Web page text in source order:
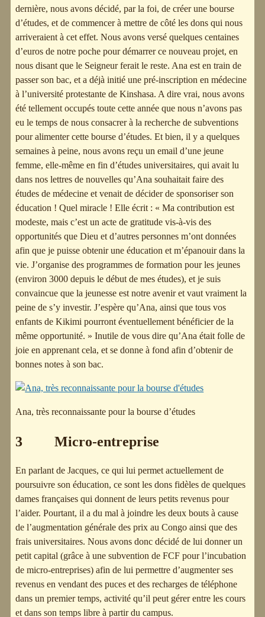
dernière, nous avons décidé, par la foi, de créer une bourse
d’études, et de commencer à mettre de côté les dons qui nous
arriveraient à cet effet. Nous avons versé quelques centaines
d’euros de notre poche pour démarrer ce nouveau projet, en
nous disant que le Seigneur ferait le reste. Ana est en train de
passer son bac, et a déjà initié une pré-inscription en médecine
à l’université protestante de Kinshasa. A dire vrai, nous avons
été tellement occupés toute cette année que nous n’avons pas
eu le temps de nous consacrer à la recherche de subventions
pour alimenter cette bourse d’études. Et bien, il y a quelques
semaines à peine, nous avons reçu un email d’une jeune
femme, elle-même en fin d’études universitaires, qui avait lu
dans nos lettres de nouvelles qu’Ana souhaitait faire des
études de médecine et venait de décider de sponsoriser son
éducation ! Quel miracle ! Elle écrit : « Ma contribution est
modeste, mais c’est un acte de gratitude vis-à-vis des
opportunités que Dieu et d’autres personnes m’ont données
afin que je puisse obtenir une éducation et m’épanouir dans la
vie. J’organise des programmes de formation pour les jeunes
(environ 3000 depuis le début de mes études), et je suis
convaincue que la jeunesse est notre avenir et vaut vraiment la
peine de s’y investir. J’espère qu’Ana, ainsi que tous vos
enfants de Kikimi pourront éventuellement bénéficier de la
même opportunité. » Inutile de vous dire qu’Ana était folle de
joie en apprenant cela, et se donne à fond afin d’obtenir de
bonnes notes à son bac.
Ana, très reconnaissante pour la bourse d’études
3 Micro-entreprise
En parlant de Jacques, ce qui lui permet actuellement de
poursuivre son éducation, ce sont les dons fidèles de quelques
dames françaises qui donnent de leurs petits revenus pour
l’aider. Pourtant, il a du mal à joindre les deux bouts à cause
de l’augmentation générale des prix au Congo ainsi que des
frais universitaires. Nous avons donc décidé de lui donner un
petit capital (grâce à une subvention de FCF pour l’incubation
de micro-entreprises) afin de lui permettre d’augmenter ses
revenus en vendant des puces et des recharges de téléphone
dans un premier temps, activité qu’il peut gérer entre les cours
et dans son temps libre à partir du campus.